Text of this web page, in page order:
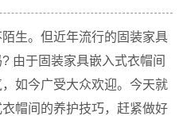
。但近年流行的固装家具
由于固装家具嵌入式衣帽间
如今广受大众欢迎。今天就
帽间的养护技巧，赶紧做好